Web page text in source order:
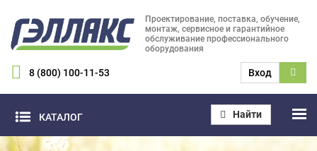
Проектирование, поставка, обучение,
монтаж, сервисное и гарантийное
обслуживание профессионального
оборудования
8 (800) 100-11-53 Вход
КАТАЛОГ Найти